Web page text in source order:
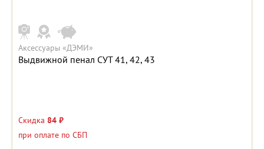
Аксессуары «ДЭМИ»
Выдвижной пенал СУТ 41, 42, 43
Скидка 84 ₽
при оплате по СБП